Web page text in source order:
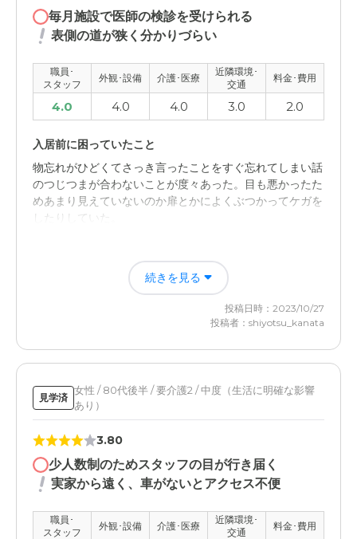
毎月施設で医師の検診を受けられる
表側の道が狭く分かりづらい
職員･
スタッフ
外観･設備 介護･医療
近隣環境･
交通
料金･費用
4.0 4.0 4.0 3.0 2.0
入居前に困っていたこと
物忘れがひどくてさっき言ったことをすぐ忘れてしまい話
のつじつまが合わないことが度々あった。目も悪かったた
めあまり見えていないのか扉とかによくぶつかってケガを
したりしていた。
家に居なくなったので直接何かをしなくてはならないとい
うことがなくなったのでずいぶん助かっていますが、施設
からあれが無いから持ってきてください等のお願いがよく
グループホーム 彩り 坂下の評価
介護的なことは全てやってもらえるので、日常的な介護等
を行わなくてもよくなり非常に助かっています。
職員・スタッフ・他入居者の雰囲気について
人の入れ替わりが結構多いように思いますが、丁寧な対応
はしてくれていると思う
外観・内装・居室・設備について
続きを見る
投稿日時：2023/10/27
投稿者：shiyotsu_kanata
見学済
女性 / 80代後半 / 要介護2 / 中度（生活に明確な影響
あり）
3.80
少人数制のためスタッフの目が行き届く
実家から遠く、車がないとアクセス不便
職員･
スタッフ
外観･設備 介護･医療
近隣環境･
交通
料金･費用